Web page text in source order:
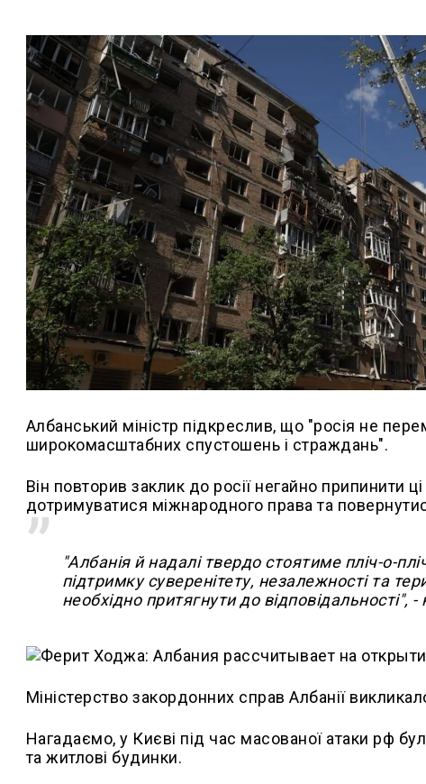
Албанський міністр підкреслив, що "росія не
широкомасштабних спустошень і страждань".
Він повторив заклик до росії негайно припинити
дотримуватися міжнародного права та
"Албанія й надалі твердо стоятиме пліч-о-
підтримку суверенітету, незалежності та
необхідно притягнути до відповідальності",
Міністерство закордонних справ Албанії
Нагадаємо, у Києві під час масованої атаки рф
та житлові будинки.